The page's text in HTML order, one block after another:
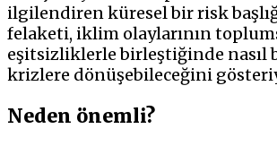
ilgilendiren küresel bir risk
felaketi, iklim olaylarının
eşitsizliklerle birleştiğinde nasıl
krizlere dönüşebileceğini
Neden önemli?